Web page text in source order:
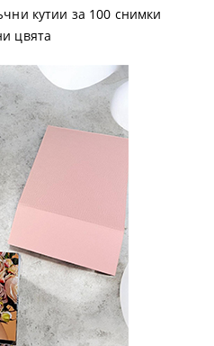
кутии за 100 снимки
цвята